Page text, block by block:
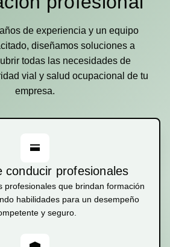
de experiencia y un equipo
diseñamos soluciones a
todas las necesidades de
vial y salud ocupacional de tu
empresa.
conducir profesionales
profesionales que brindan formación
habilidades para un desempeño
y seguro.